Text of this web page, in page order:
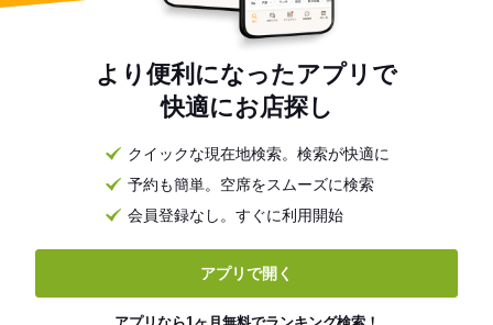
より便利になったアプリで
快適にお店探し
クイックな現在地検索。検索が快適に
予約も簡単。空席をスムーズに検索
会員登録なし。すぐに利用開始
アプリで開く